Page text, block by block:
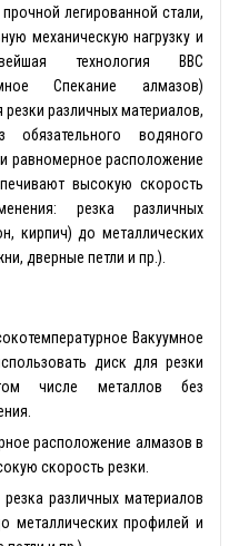
легированной стали,
механическую нагрузку и
технология ВВС
Спекание алмазов)
различных материалов,
водяного
равномерное расположение
высокую скорость
резка различных
кирпич) до металлических
дверные петли и пр.).
Вакуумное
диск для резки
числе металлов без
расположение алмазов в
скорость резки.
различных материалов
металлических профилей и